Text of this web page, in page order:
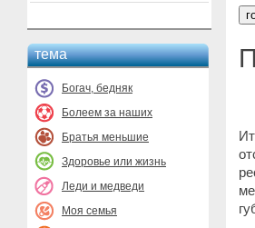
тема
Богач, бедняк
Болеем за наших
Братья меньшие
Здоровье или жизнь
Леди и медведи
Моя семья